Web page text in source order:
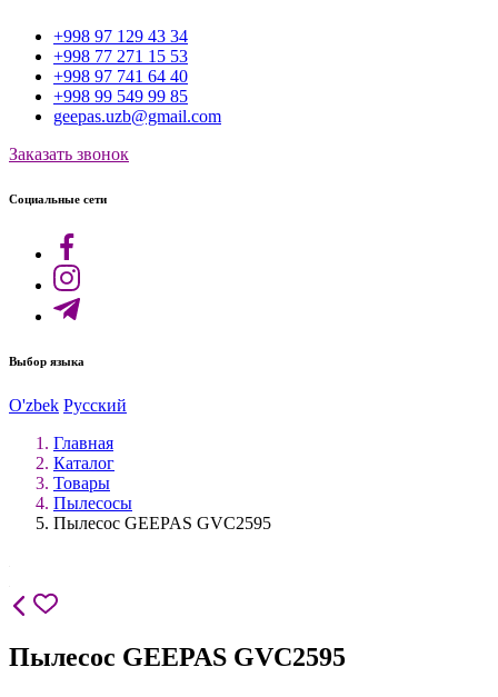
+998 97 129 43 34
+998 77 271 15 53
+998 97 741 64 40
+998 99 549 99 85
geepas.uzb@gmail.com
Заказать звонок
Социальные сети
Выбор языка
O'zbek Русский
Главная
Каталог
Товары
Пылесосы
Пылесос GEEPAS GVC2595
Пылесос GEEPAS GVC2595